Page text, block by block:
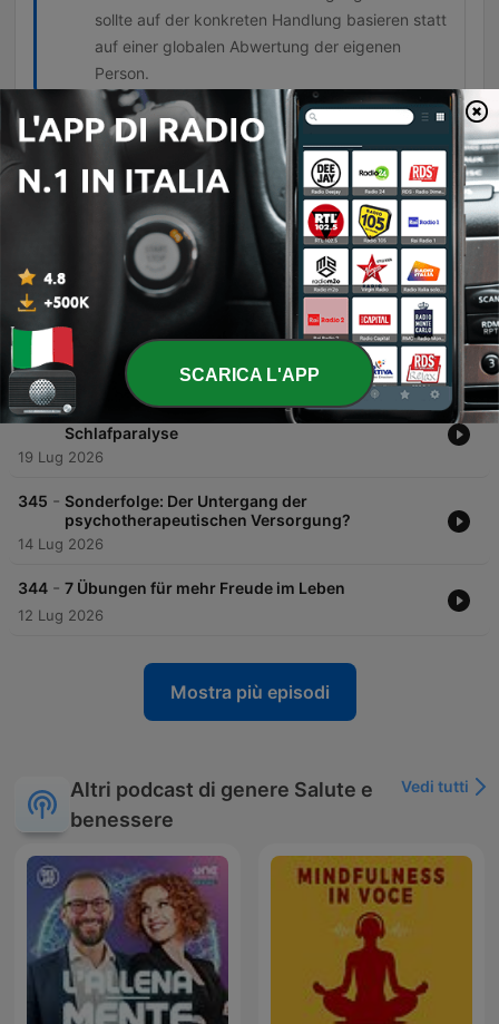
sollte auf der konkreten Handlung basieren statt
auf einer globalen Abwertung der eigenen
Person.
Episodi
7 Tipps für mehr Impulskontrolle
In dieser Episode wird das Thema Impulsivität tiefgreifend beleuchtet – von alltäglichen Momenten bis hin zu klinischen Störungsbildern wie Pyromanie oder Kleptomanie. Die Moderatorinnen erläutern die neurobiologischen Mechanismen der Impulskontrolle im präfrontalen Kortex und grenzen Impulse klar von Reflexen, Zwängen und Affekten ab. Zudem werden verschiedene Faktoren diskutiert, welche die Fähigkeit zur Hemmung beeinflussen, darunter Schlaf, Alkohol und die psychische Verfassung. Abschließend werden praktische Strategien wie Stimuluskontrolle, Wenn-Dann-Pläne und konstruktive Verhaltensanalysen vorgestellt, um die Selbstregulation im Alltag zu stärken.
347 - Selbst nicht krank, trotzdem betroffen - Eure
Fragen als Angehörige
Diese Episode beleuchtet die enorme psychische Belastung für Angehörige von Menschen mit psychischen Erkrankungen wie Schizophrenie, Depressionen oder bipolaren Störungen. Es werden praktische Kommunikationsstrategien wie der LEAP-Ansatz vorgestellt, um trotz fehlender Krankheitseinsicht eine Beziehungsebene zu halten und Krisen sicher zu bewältigen. Zudem thematisiert die Folge die Notwendigkeit von Abgrenzung und Selbstfürsorge, um Schuldgefühle und Überforderung zu vermeiden. Ein besonderer Fokus liegt auf den langfristigen Auswirkungen für Familienmitglieder, der Gefahr der Parentifizierung bei Kindern sowie der entlastenden Bedeutung von Selbsthilfegruppen.
26 Lug 2026
346 - Aufgewacht und bewegungsunfähig - Die
Schlafparalyse
19 Lug 2026
345 - Sonderfolge: Der Untergang der
psychotherapeutischen Versorgung?
14 Lug 2026
344 - 7 Übungen für mehr Freude im Leben
12 Lug 2026
Mostra più episodi
Altri podcast di genere Salute e
benessere
Vedi tutti
SCARICA L'APP